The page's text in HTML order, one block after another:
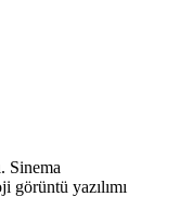
Sinema
görüntü yazılımı